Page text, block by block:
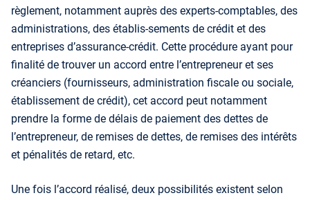
règlement, notamment auprès des experts-comptables, des
administrations, des établis-sements de crédit et des
entreprises d’assurance-crédit. Cette procédure ayant pour
finalité de trouver un accord entre l’entrepreneur et ses
créanciers (fournisseurs, administration fiscale ou sociale,
établissement de crédit), cet accord peut notamment
prendre la forme de délais de paiement des dettes de
l’entrepreneur, de remises de dettes, de remises des intérêts
et pénalités de retard, etc.
Une fois l’accord réalisé, deux possibilités existent selon